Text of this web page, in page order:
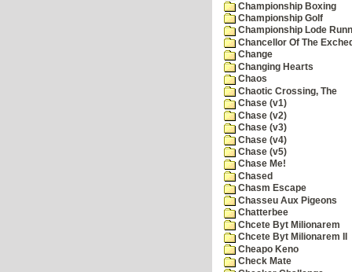
Championship Boxing
Championship Golf
Championship Lode
Chancellor Of The
Change
Changing Hearts
Chaos
Chaotic Crossing, The
Chase (v1)
Chase (v2)
Chase (v3)
Chase (v4)
Chase (v5)
Chase Me!
Chased
Chasm Escape
Chasseu Aux Pigeons
Chatterbee
Chcete Byt Milionarem
Chcete Byt Milionarem II
Cheapo Keno
Check Mate